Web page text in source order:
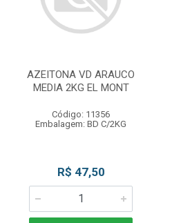
AZEITONA VD ARAUCO
MEDIA 2KG EL MONT
Código: 11356
Embalagem: BD C/2KG
R$ 47,50